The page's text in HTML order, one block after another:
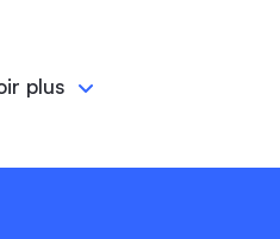
plus